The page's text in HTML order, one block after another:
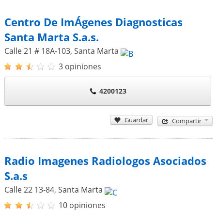
Centro De ImÁgenes Diagnosticas
Santa Marta S.a.s.
Calle 21 # 18A-103, Santa Marta
3 opiniones
4200123
Guardar Compartir
Radio Imagenes Radiologos Asociados
S.a.s
Calle 22 13-84, Santa Marta
10 opiniones